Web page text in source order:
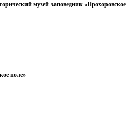
музей-заповедник «Прохоровское
поле»